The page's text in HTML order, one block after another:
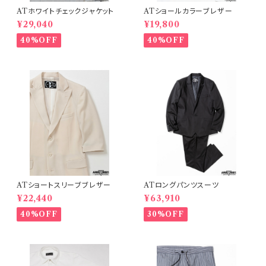
ATホワイトチェックジャケット
¥29,040
40%OFF
ATショールカラーブレザー
¥19,800
40%OFF
ATショートスリーブブレザー
¥22,440
40%OFF
ATロングパンツスーツ
¥63,910
30%OFF